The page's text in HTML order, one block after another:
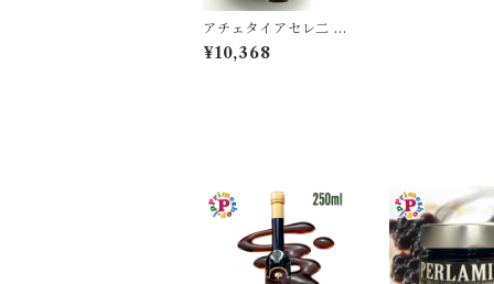
アチェタイアセレ二 モ
デナ産 IGP 黒バルサ
ミコ酢 500ml ACET
¥10,368